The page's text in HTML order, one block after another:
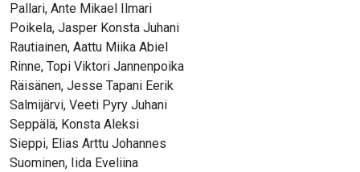
Pallari, Ante Mikael Ilmari
Poikela, Jasper Konsta Juhani
Rautiainen, Aattu Miika Abiel
Rinne, Topi Viktori Jannenpoika
Räisänen, Jesse Tapani Eerik
Salmijärvi, Veeti Pyry Juhani
Seppälä, Konsta Aleksi
Sieppi, Elias Arttu Johannes
Suominen, Iida Eveliina